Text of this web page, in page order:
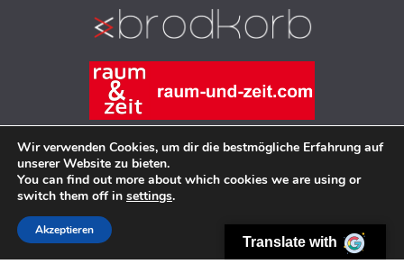
Copyright © 2026Hans-Joachim Zillmer. Alle Rechte
vorbehalten.
Theme:ColorMag von ThemeGrill. Präsentiert vonWordPress.
Translate with
Wir verwenden Cookies, um dir die bestmögliche Erfahrung auf
unserer Website zu bieten.
You can find out more about which cookies we are using or
switch them off in settings.
Akzeptieren